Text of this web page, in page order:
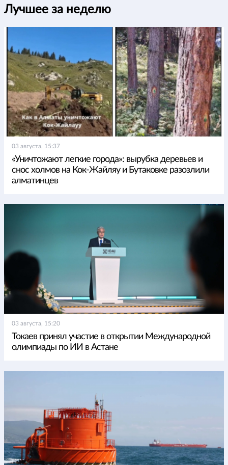
Лучшее за неделю
03 августа, 15:37
«Уничтожают легкие города»: вырубка деревьев и
снос холмов на Кок-Жайляу и Бутаковке разозлили
алматинцев
03 августа, 15:20
Токаев принял участие в открытии Международной
олимпиады по ИИ в Астане